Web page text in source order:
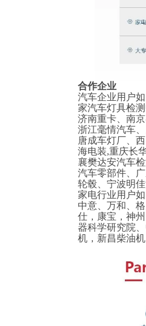
合作企业
汽车企业用户
家汽车灯具检
济南重卡、南
浙江毫情汽车
唐成车灯厂、
海电装,重庆长
襄樊达安汽车
汽车零部件、
轮毂、宁波明
家电行业用户
中意、万和、
仕，康宝，神
器科学研究院
机，新昌柴油